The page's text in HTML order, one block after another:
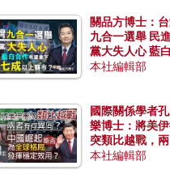
關品方博士：
九合一選舉 民
黨大失人心 藍白
合作有望拿下七
本社編輯部
國際關係學者
樂博士：將美
突類比越戰，兩
有何異同？中國
本社編輯部